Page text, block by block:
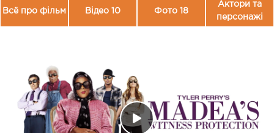
Всё про фільм Відео 10 Фото 18
Актори та
персонажі